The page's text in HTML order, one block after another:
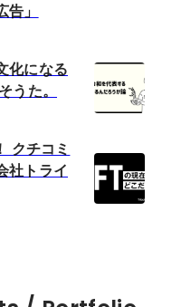
」
化になる
うた。
クチコミ
社トライ